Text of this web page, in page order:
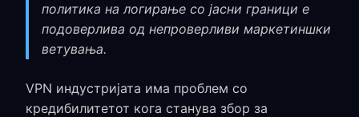
политика на логирање со јасни граници е
подоверлива од непроверливи маркетиншки
ветувања.
VPN индустријата има проблем со
кредибилитетот кога станува збор за